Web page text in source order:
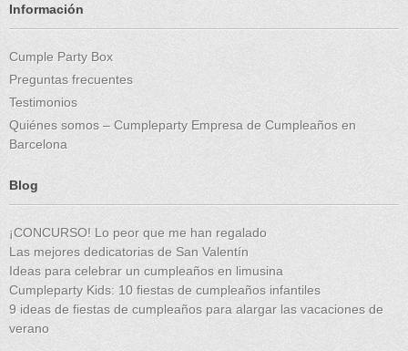
Información
Cumple Party Box
Preguntas frecuentes
Testimonios
Quiénes somos – Cumpleparty Empresa de Cumpleaños en
Barcelona
Blog
¡CONCURSO! Lo peor que me han regalado
Las mejores dedicatorias de San Valentín
Ideas para celebrar un cumpleaños en limusina
Cumpleparty Kids: 10 fiestas de cumpleaños infantiles
9 ideas de fiestas de cumpleaños para alargar las vacaciones de
verano